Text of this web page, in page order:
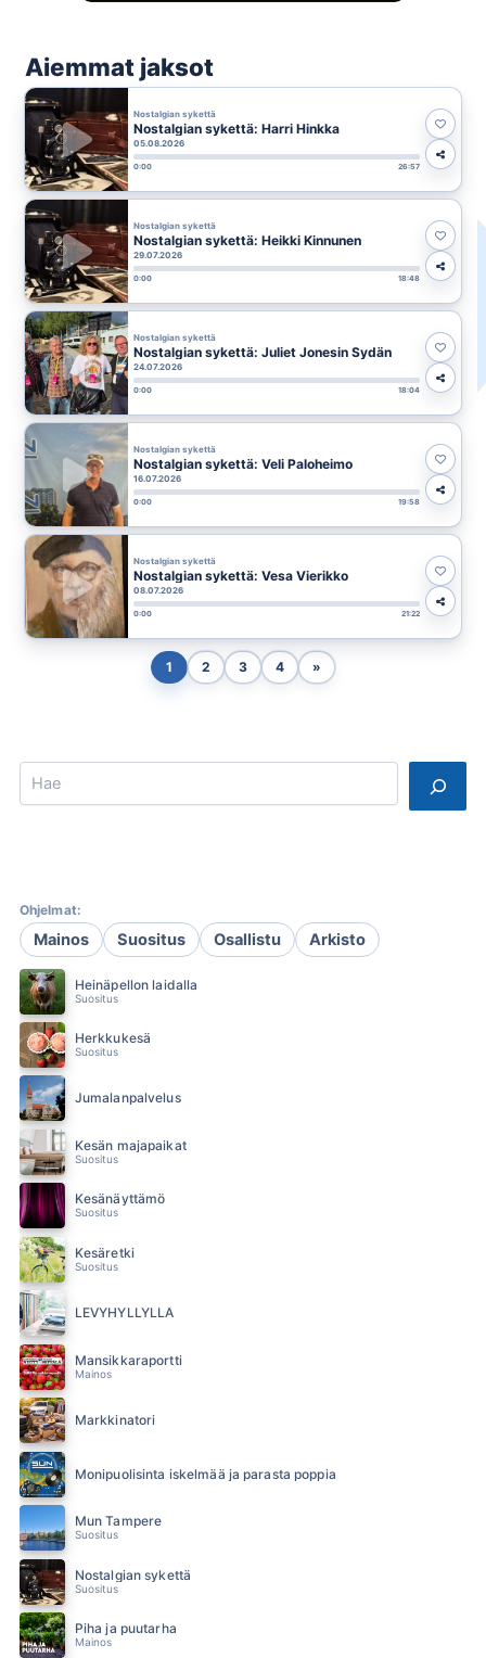
Aiemmat jaksot
Nostalgian sykettä
Nostalgian sykettä: Harri Hinkka
05.08.2026
0:00 26:57
Nostalgian sykettä
Nostalgian sykettä: Heikki Kinnunen
29.07.2026
0:00 18:48
Nostalgian sykettä
Nostalgian sykettä: Juliet Jonesin Sydän
24.07.2026
0:00 18:04
Nostalgian sykettä
Nostalgian sykettä: Veli Paloheimo
16.07.2026
0:00 19:58
Nostalgian sykettä
Nostalgian sykettä: Vesa Vierikko
08.07.2026
0:00 21:22
1 2 3 4 »
Ohjelmat:
Mainos Suositus Osallistu Arkisto
Heinäpellon laidalla
Suositus
Herkkukesä
Suositus
Jumalanpalvelus
Kesän majapaikat
Suositus
Kesänäyttämö
Suositus
Kesäretki
Suositus
LEVYHYLLYLLÄ
Mansikkaraportti
Mainos
Markkinatori
Monipuolisinta iskelmää ja parasta poppia
Mun Tampere
Suositus
Nostalgian sykettä
Suositus
Piha ja puutarha
Mainos